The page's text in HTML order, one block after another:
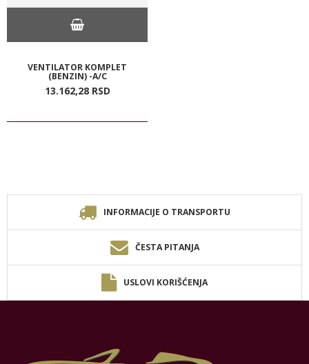
VENTILATOR KOMPLET
(BENZIN) -A/C
13.162,28 RSD
INFORMACIJE O TRANSPORTU
ČESTA PITANJA
USLOVI KORIŠĆENJA